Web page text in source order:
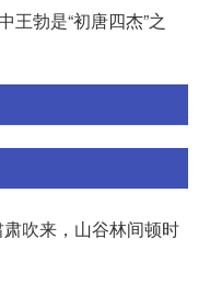
王勃是“初唐四杰”之
吹来，山谷林间顿时